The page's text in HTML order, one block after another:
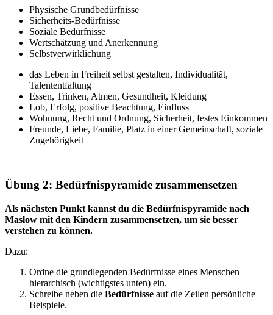
Physische Grundbedürfnisse
Sicherheits-Bedürfnisse
Soziale Bedürfnisse
Wertschätzung und Anerkennung
Selbstverwirklichung
das Leben in Freiheit selbst gestalten, Individualität,
Talententfaltung
Essen, Trinken, Atmen, Gesundheit, Kleidung
Lob, Erfolg, positive Beachtung, Einfluss
Wohnung, Recht und Ordnung, Sicherheit, festes Einkommen
Freunde, Liebe, Familie, Platz in einer Gemeinschaft, soziale
Zugehörigkeit
Übung 2: Bedürfnispyramide zusammensetzen
Als nächsten Punkt kannst du die Bedürfnispyramide nach
Maslow mit den Kindern zusammensetzen, um sie besser
verstehen zu können.
Dazu:
Ordne die grundlegenden Bedürfnisse eines Menschen
hierarchisch (wichtigstes unten) ein.
Schreibe neben die Bedürfnisse auf die Zeilen persönliche
Beispiele.